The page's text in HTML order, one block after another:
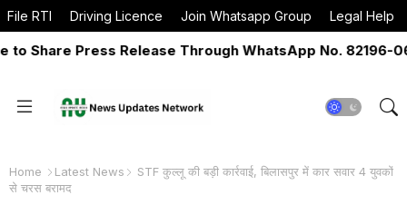
File RTI Driving Licence Join Whatsapp Group Legal Help
Press Release Through WhatsApp No. 82196-
Home Latest News
STF कुल्लू की बड़ी कार्रवाई, बिलासपुर में कार सवार 4 युवकों
से चरस बरामद